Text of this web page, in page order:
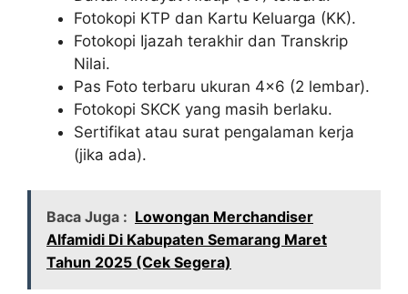
Fotokopi KTP dan Kartu Keluarga (KK).
Fotokopi Ijazah terakhir dan Transkrip
Nilai.
Pas Foto terbaru ukuran 4×6 (2 lembar).
Fotokopi SKCK yang masih berlaku.
Sertifikat atau surat pengalaman kerja
(jika ada).
Baca Juga : Lowongan Merchandiser
Alfamidi Di Kabupaten Semarang Maret
Tahun 2025 (Cek Segera)